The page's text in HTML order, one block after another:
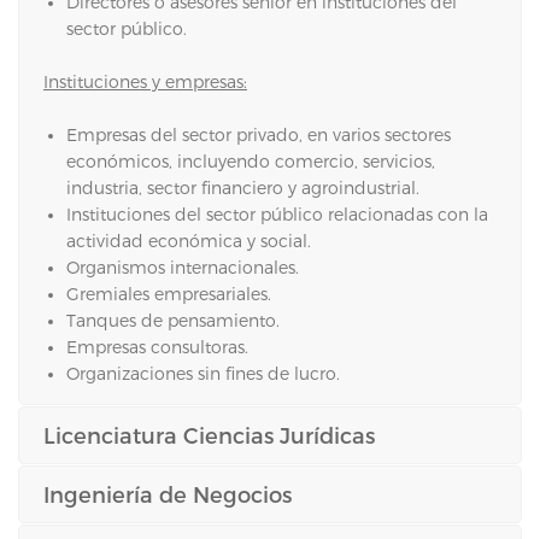
sector público.
Instituciones y empresas:
Empresas del sector privado, en varios sectores
económicos, incluyendo comercio, servicios,
industria, sector financiero y agroindustrial.
Instituciones del sector público relacionadas con la
actividad económica y social.
Organismos internacionales.
Gremiales empresariales.
Tanques de pensamiento.
Empresas consultoras.
Organizaciones sin fines de lucro.
Licenciatura Ciencias Jurídicas
Ingeniería de Negocios